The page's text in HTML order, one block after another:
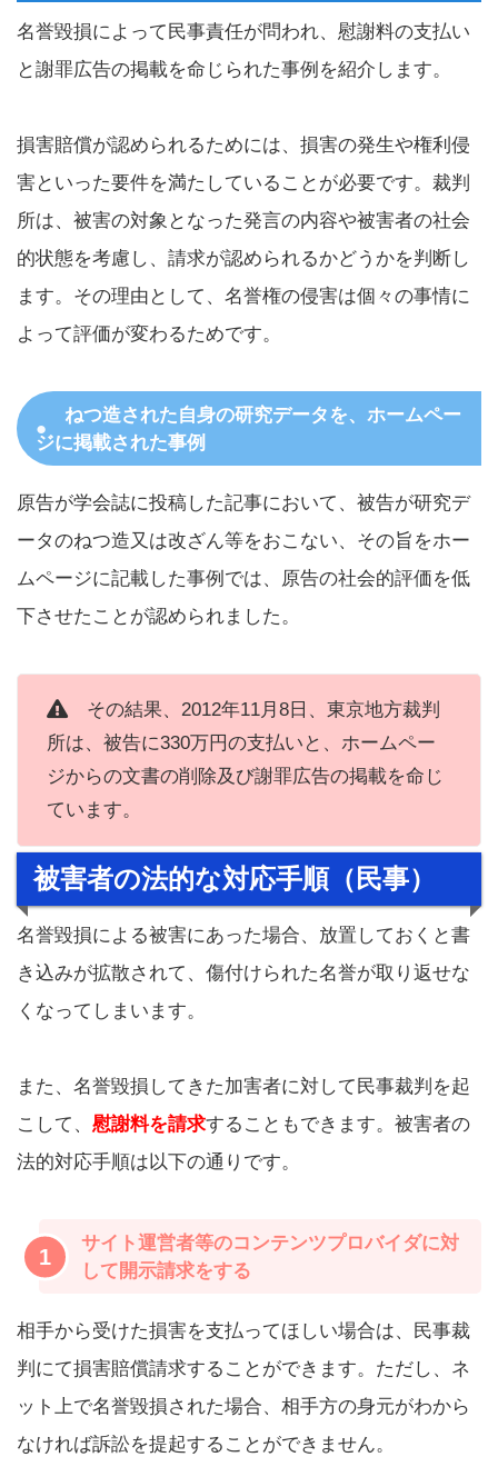
名誉毀損によって民事責任が問われ、慰謝料の支払い
と謝罪広告の掲載を命じられた事例を紹介します。
損害賠償が認められるためには、損害の発生や権利侵
害といった要件を満たしていることが必要です。裁判
所は、被害の対象となった発言の内容や被害者の社会
的状態を考慮し、請求が認められるかどうかを判断し
ます。その理由として、名誉権の侵害は個々の事情に
よって評価が変わるためです。
ねつ造された自身の研究データを、ホームペー
ジに掲載された事例
原告が学会誌に投稿した記事において、被告が研究デ
ータのねつ造又は改ざん等をおこない、その旨をホー
ムページに記載した事例では、原告の社会的評価を低
下させたことが認められました。
その結果、2012年11月8日、東京地方裁判
所は、被告に330万円の支払いと、ホームペー
ジからの文書の削除及び謝罪広告の掲載を命じ
ています。
被害者の法的な対応手順（民事）
名誉毀損による被害にあった場合、放置しておくと書
き込みが拡散されて、傷付けられた名誉が取り返せな
くなってしまいます。
また、名誉毀損してきた加害者に対して民事裁判を起
こして、 慰謝料を請求することもできます。被害者の
法的対応手順は以下の通りです。
1
サイト運営者等のコンテンツプロバイダに対
して開示請求をする
相手から受けた損害を支払ってほしい場合は、民事裁
判にて損害賠償請求することができます。ただし、ネ
ット上で名誉毀損された場合、相手方の身元がわから
なければ訴訟を提起することができません。